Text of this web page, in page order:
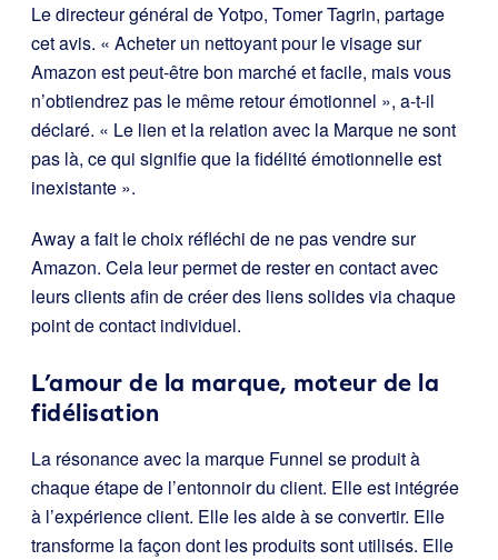
Le directeur général de Yotpo, Tomer Tagrin, partage
cet avis. « Acheter un nettoyant pour le visage sur
Amazon est peut-être bon marché et facile, mais vous
n’obtiendrez pas le même retour émotionnel », a-t-il
déclaré. « Le lien et la relation avec la Marque ne sont
pas là, ce qui signifie que la fidélité émotionnelle est
inexistante ».
Away a fait le choix réfléchi de ne pas vendre sur
Amazon. Cela leur permet de rester en contact avec
leurs clients afin de créer des liens solides via chaque
point de contact individuel.
L’amour de la marque, moteur de la
fidélisation
La résonance avec la marque Funnel se produit à
chaque étape de l’entonnoir du client. Elle est intégrée
à l’expérience client. Elle les aide à se convertir. Elle
transforme la façon dont les produits sont utilisés. Elle